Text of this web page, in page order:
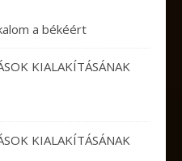
a békéért
KIALAKÍTÁSÁNAK
KIALAKÍTÁSÁNAK